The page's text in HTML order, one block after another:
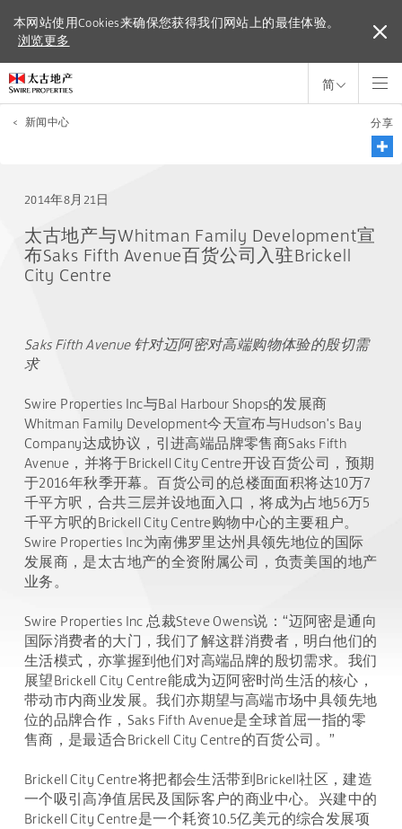
本网站使用Cookies来确保您获得我们网站上的最佳体验。
浏览更多
本网站使用Cookies来确保您获得我们网站上的最佳体验。
浏览更多
简
< 新闻中心 分享
2014年8月21日
太古地产与Whitman Family Development宣
布Saks Fifth Avenue百货公司入驻Brickell
City Centre
Saks Fifth Avenue 针对迈阿密对高端购物体验的殷切需
求
Swire Properties Inc与Bal Harbour Shops的发展商
Whitman Family Development今天宣布与Hudson's Bay
Company达成协议，引进高端品牌零售商Saks Fifth
Avenue，并将于Brickell City Centre开设百货公司，预期
于2016年秋季开幕。百货公司的总楼面面积将达10万7
千平方呎，合共三层并设地面入口，将成为占地56万5
千平方呎的Brickell City Centre购物中心的主要租户。
Swire Properties Inc为南佛罗里达州具领先地位的国际
发展商，是太古地产的全资附属公司，负责美国的地产
业务。
Swire Properties Inc 总裁Steve Owens说：“迈阿密是通向
国际消费者的大门，我们了解这群消费者，明白他们的
生活模式，亦掌握到他们对高端品牌的殷切需求。我们
展望Brickell City Centre能成为迈阿密时尚生活的核心，
带动市内商业发展。我们亦期望与高端市场中具领先地
位的品牌合作，Saks Fifth Avenue是全球首屈一指的零
售商，是最适合Brickell City Centre的百货公司。”
Brickell City Centre将把都会生活带到Brickell社区，建造
一个吸引高净值居民及国际客户的商业中心。兴建中的
Brickell City Centre是一个耗资10.5亿美元的综合发展项